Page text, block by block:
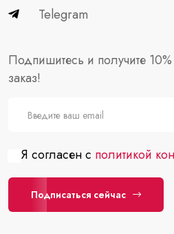
Telegram
Подпишитесь и получите 10%
заказ!
Я согласен с политикой
Подписаться сейчас